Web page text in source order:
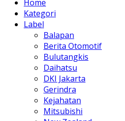
Home
Kategori
Label
Balapan
Berita Otomotif
Bulutangkis
Daihatsu
DKI Jakarta
Gerindra
Kejahatan
Mitsubishi